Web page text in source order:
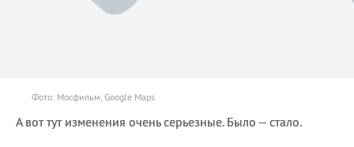
Фото: Мосфильм, Google Maps
А вот тут изменения очень серьезные. Было – стало.